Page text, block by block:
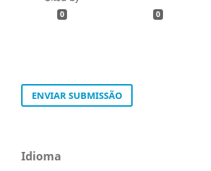
0 0
ENVIAR SUBMISSÃO
Idioma